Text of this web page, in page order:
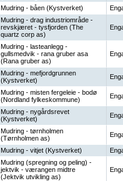
Mudring - båen (Kystverket)
Mudring - drag industriområde -
revskjæret - tysfjorden (The
quartz corp as)
Mudring - lasteanlegg -
gullsmedvik - rana gruber asa
(Rana gruber as)
Mudring - mefjordgrunnen
(Kystverket)
Mudring - misten fergeleie - bodø
(Nordland fylkeskommune)
Mudring - nygårdsrevet
(Kystverket)
Mudring - tørnholmen
(Tørnholmen as)
Mudring - vitjet (Kystverket)
Mudring (spregning og peling) -
jektvik - værangen midtre
(Jektvik utvikling as)